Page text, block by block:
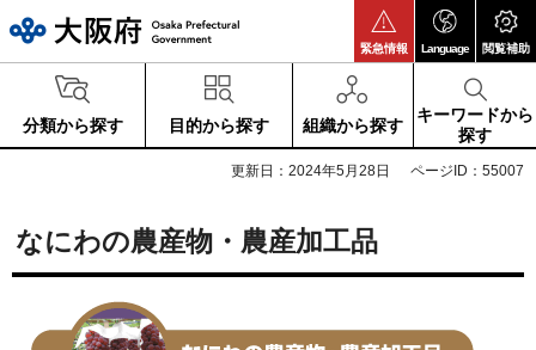
緊急情報 Language 閲覧補助
分類から探す 目的から探す 組織から探す
キーワードから
探す
更新日：2024年5月28日 ページID：55007
なにわの農産物・農産加工品